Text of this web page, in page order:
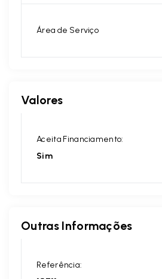
Área de Serviço
Valores
Aceita Financiamento:
Sim
Outras Informações
Referência: